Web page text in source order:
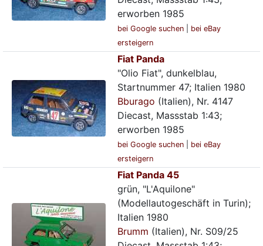
erworben 1985
bei Google suchen
bei eBay
ersteigern
Fiat Panda
"Olio Fiat", dunkelblau,
Startnummer 47; Italien 1980
Bburago (Italien), Nr. 4147
Diecast, Massstab 1:43;
erworben 1985
bei Google suchen
bei eBay
ersteigern
Fiat Panda 45
grün, "L'Aquilone"
(Modellautogeschäft in Turin);
Italien 1980
Brumm (Italien), Nr. S09/25